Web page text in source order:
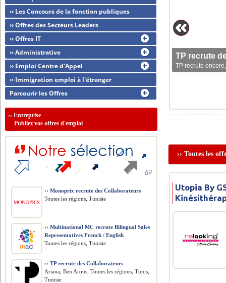
TP recrute
TP recrute
›› Toutes les
Utopia By
›› Les Concours de la fonction publiques
›› Offres des Secteurs Leaders
›› Offres IT
›› Administrative
›› Emploi Centre d'Appel
›› Immigration emploi à l'étranger
Parcourir les Offres
››Entreprise
Publiez vos offres d'emploi
›› Monoprix recrute des Collaborateurs
Toutes les régions, Tunisie
›› Multinational MC recrute Bilingual Sales
Representatives French / English
Toutes les régions, Tunisie
›› TP recrute des Collaborateurs
Ariana, Ben Arous, Toutes les régions, Tunis,
Tunisie